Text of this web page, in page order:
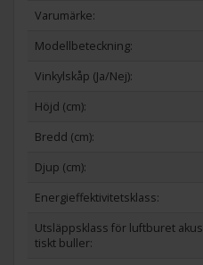
Varumärke:
Modellbeteckning:
Vinkylskåp (Ja/Nej):
Höjd (cm):
Bredd (cm):
Djup (cm):
Energieffektivitetsklass:
Utsläppsklass för luftburet akus
tiskt buller: